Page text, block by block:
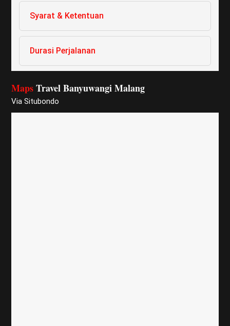
Syarat & Ketentuan
Durasi Perjalanan
MapsTravel Banyuwangi Malang
Via Situbondo